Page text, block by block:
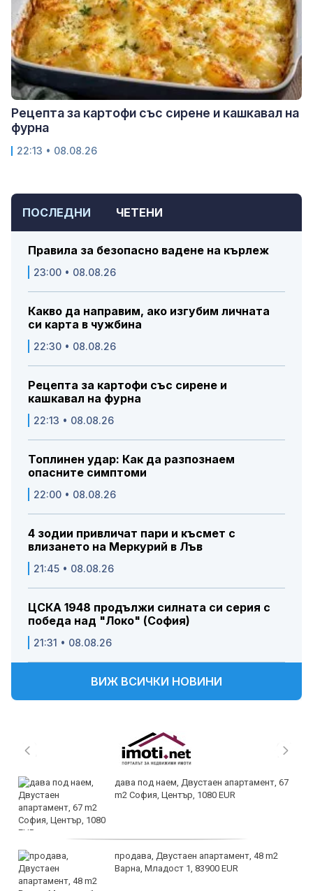
ПОСЛЕДНИ ЧЕТЕНИ
Правила за безопасно вадене на кърлеж
23:00 • 08.08.26
Какво да направим, ако изгубим личната
си карта в чужбина
22:30 • 08.08.26
Рецепта за картофи със сирене и
кашкавал на фурна
22:13 • 08.08.26
Топлинен удар: Как да разпознаем
опасните симптоми
22:00 • 08.08.26
4 зодии привличат пари и късмет с
влизането на Меркурий в Лъв
21:45 • 08.08.26
ЦСКА 1948 продължи силната си серия с
победа над "Локо" (София)
21:31 • 08.08.26
ВИЖ ВСИЧКИ НОВИНИ
дава под наем, Двустаен апартамент, 67
m2 София, Център, 1080 EUR
продава, Двустаен апартамент, 48 m2
Варна, Младост 1, 83900 EUR
Рецепта за картофи със сирене и кашкавал на
фурна
22:13 • 08.08.26